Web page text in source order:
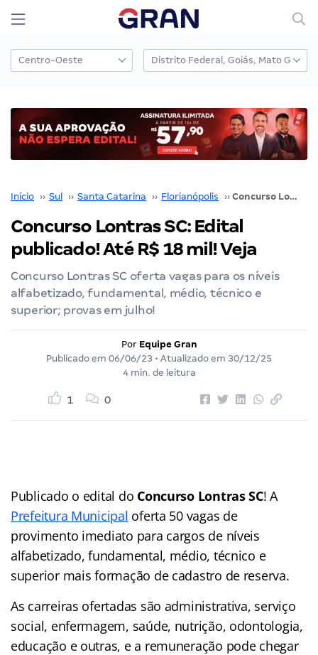
Início ›› Sul ›› Santa Catarina ›› Florianópolis ›› Concurso Lontras SC: Edital publicado! Até R$ 18 mil! Veja
Concurso Lontras SC: Edital
publicado! Até R$ 18 mil! Veja
Concurso Lontras SC oferta vagas para os níveis
alfabetizado, fundamental, médio, técnico e
superior; provas em julho!
Por Equipe Gran
Publicado em 06/06/23 • Atualizado em 30/12/25
4 min. de leitura
1 0
Publicado o edital do Concurso Lontras SC! A
Prefeitura Municipal oferta 50 vagas de
provimento imediato para cargos de níveis
alfabetizado, fundamental, médio, técnico e
superior mais formação de cadastro de reserva.
As carreiras ofertadas são administrativa, serviço
social, enfermagem, saúde, nutrição, odontologia,
educação e outras, e a remuneração pode chegar